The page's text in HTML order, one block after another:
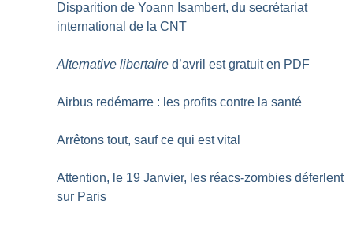
Disparition de Yoann Isambert, du secrétariat
international de la CNT
Alternative libertaire d’avril est gratuit en PDF
Airbus redémarre : les profits contre la santé
Arrêtons tout, sauf ce qui est vital
Attention, le 19 Janvier, les réacs-zombies déferlent
sur Paris